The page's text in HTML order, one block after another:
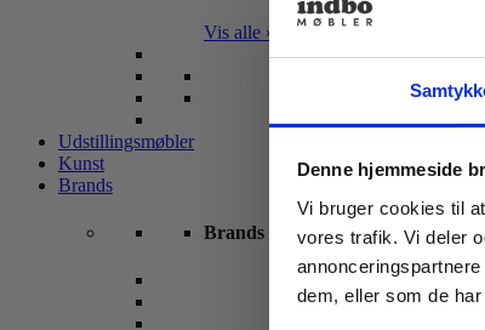
Denne hjemmeside
Vi bruger cookies til
vores trafik. Vi deler
dem, eller som de
Vis alle »
Udstillingsmøbler
Kunst
Brands
Brands